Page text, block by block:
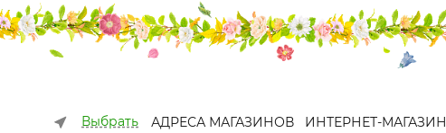
Выбрать АДРЕСА МАГАЗИНОВ ИНТЕРНЕТ-МАГАЗИН